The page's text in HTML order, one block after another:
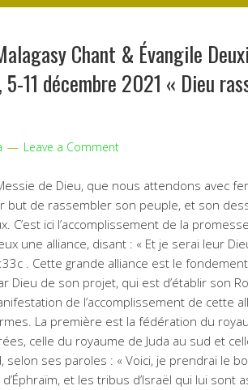
Chant & Évangile
5-11 décembre 2021 « Dieu
Leave a Comment
de Dieu, que nous attendons avec
but de rassembler son peuple, et son
C’est ici l’accomplissement de la
une alliance, disant : « Et je serai leur
. Cette grande alliance est le
Dieu de son projet, qui est d’établir son
de l’accomplissement de cette
La première est la fédération du
celle du royaume de Juda au sud et
selon ses paroles : « Voici, je prendrai le
et les tribus d’Israël qui lui sont